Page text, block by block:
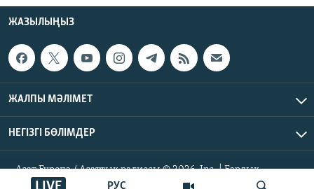
РУС
ЖАЗЫЛЫҢЫЗ
ЖАЛПЫ МӘЛІМЕТ
НЕГІЗГІ БӨЛІМДЕР
Азат Еуропа / Азаттық радиосы © 2026, Inc. | Барлық
құқықтары қорғалған